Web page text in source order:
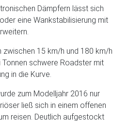
Dämpfern lässt sich
eine Wankstabilisierung mit
zwischen 15 km/h und 180 km/h
schwere Roadster mit
in die Kurve.
zum Modelljahr 2016 nur
ließ sich in einem offenen
reisen. Deutlich aufgestockt